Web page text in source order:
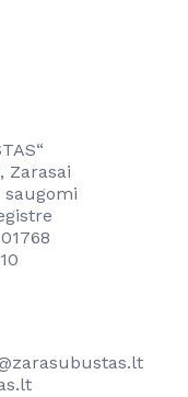
ūkio skyrius
Zarasai